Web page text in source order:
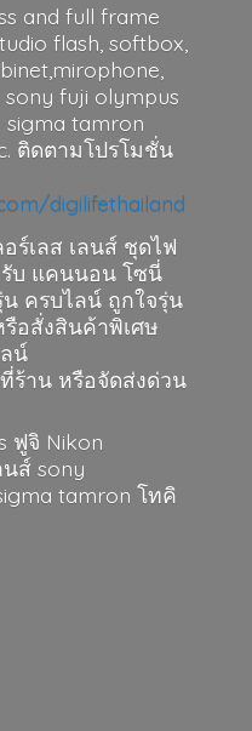
and full frame
flash, softbox,
fuji olympus
sigma tamron
ติดตามโปรโมชั่น
digilifethailand
ร์เลส เลนส์ ชุดไฟ
บ แคนนอน โซนี่
ครบไลน์ ถูกใจรุ่น
รือสั่งสินค้าพิเศษ
น์
ร้าน หรือจัดส่งด่วน
ฟูจิ Nikon
นส์ sony
tamron โทคิ